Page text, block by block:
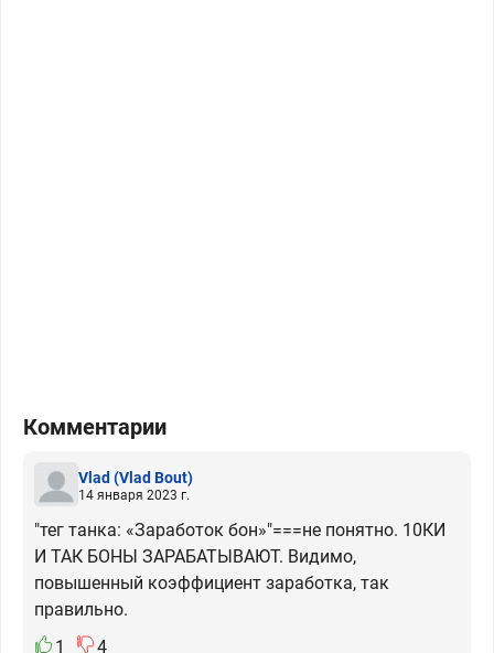
Комментарии
Vlad(Vlad Bout)
14 января 2023 г.
"тег танка: «Заработок бон»"===не понятно. 10КИ
И ТАК БОНЫ ЗАРАБАТЫВАЮТ. Видимо,
повышенный коэффициент заработка, так
правильно.
1
4